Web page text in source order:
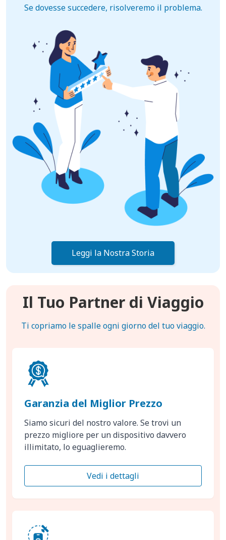
Se dovesse succedere, risolveremo il problema.
Leggi la Nostra Storia
Il Tuo Partner di Viaggio
Ti copriamo le spalle ogni giorno del tuo viaggio.
Garanzia del Miglior Prezzo
Siamo sicuri del nostro valore. Se trovi un
prezzo migliore per un dispositivo davvero
illimitato, lo eguaglieremo.
Vedi i dettagli